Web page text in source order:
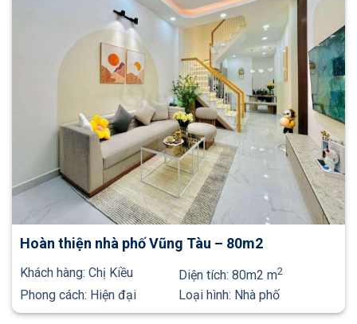
Hoàn thiện nhà phố Vũng Tàu – 80m2
Khách hàng: Chị Kiều Diện tích: 80m2 m2
Phong cách: Hiện đại Loại hình: Nhà phố